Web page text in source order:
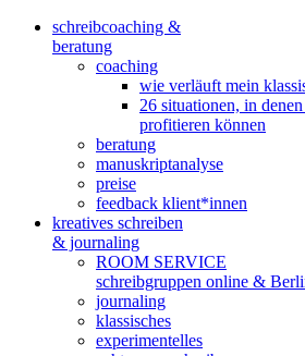
schreibcoaching &
beratung
coaching
wie verläuft mein
26 situationen, in
profitieren können
beratung
manuskriptanalyse
preise
feedback klient*innen
kreatives schreiben
& journaling
ROOM SERVICE
schreibgruppen online &
journaling
klassisches
experimentelles